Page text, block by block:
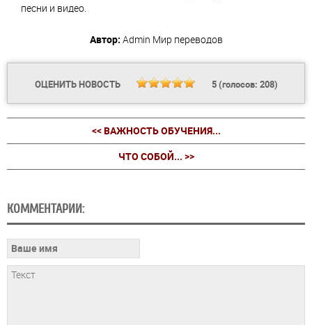
песни и видео.
Автор: Admin Мир переводов
ОЦЕНИТЬ НОВОСТЬ 5(голосов: 208)
<< ВАЖНОСТЬ ОБУЧЕНИЯ...
ЧТО СОБОЙ... >>
КОММЕНТАРИИ: